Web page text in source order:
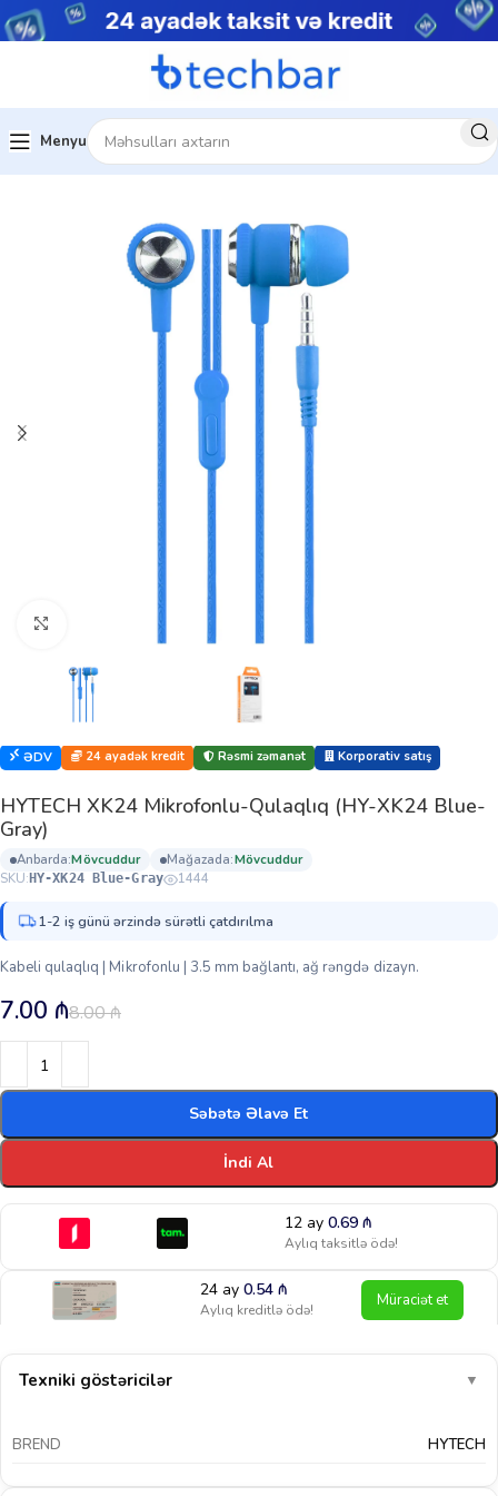
Menyu
Ev Audio texnika Audio aksesuarlar
Böyütmək üçün klikləyin
ƏDV 24 ayadək kredit Rəsmi zəmanət Korporativ satış
HYTECH XK24 Mikrofonlu-Qulaqlıq (HY-XK24 Blue-
Gray)
anbarda: mövcuddur mağazada:
mövcuddur
SKU: HY-XK24 Blue-Gray 1444
1-2 iş günü ərzində sürətli çatdırılma
Kabeli qulaqlıq | Mikrofonlu | 3.5 mm bağlantı, ağ rəngdə dizayn.
8.00₼
7.00 ₼
Səbətə Əlavə Et
İndi Al
12 ay 0.69 ₼
Aylıq taksitlə ödə!
24 ay0.54₼
Aylıq kreditlə ödə! Müraciət et
Texniki göstəricilər ▼
BREND HYTECH